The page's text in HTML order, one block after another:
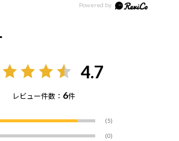
4.7
レビュー件数： 6件
(5)
(0)